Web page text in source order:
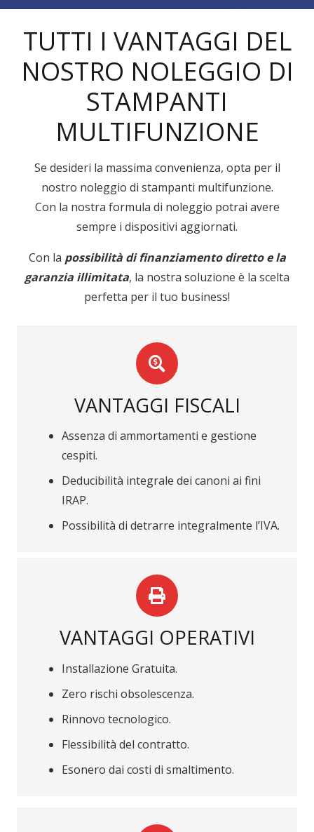
TUTTI I VANTAGGI DEL
NOSTRO NOLEGGIO DI
STAMPANTI
MULTIFUNZIONE
Se desideri la massima convenienza, opta per il
nostro noleggio di stampanti multifunzione.
Con la nostra formula di noleggio potrai avere
sempre i dispositivi aggiornati.
Con la possibilità di finanziamento diretto e la
garanzia illimitata, la nostra soluzione è la scelta
perfetta per il tuo business!
VANTAGGI FISCALI
Assenza di ammortamenti e gestione
cespiti.
Deducibilità integrale dei canoni ai fini
IRAP.
Possibilità di detrarre integralmente l’IVA.
VANTAGGI OPERATIVI
Installazione Gratuita.
Zero rischi obsolescenza.
Rinnovo tecnologico.
Flessibilità del contratto.
Esonero dai costi di smaltimento.